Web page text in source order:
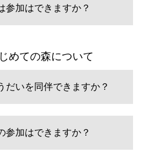
参加はできますか？
めての森について
だいを同伴できますか？
参加はできますか？